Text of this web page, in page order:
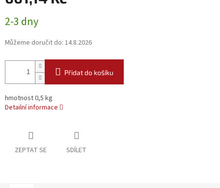
cena:
2-3 dny
Můžeme doručit do: 14.8.2026
Přidat do košíku
hmotnost 0,5 kg
Detailní informace
ZEPTAT SE SDÍLET